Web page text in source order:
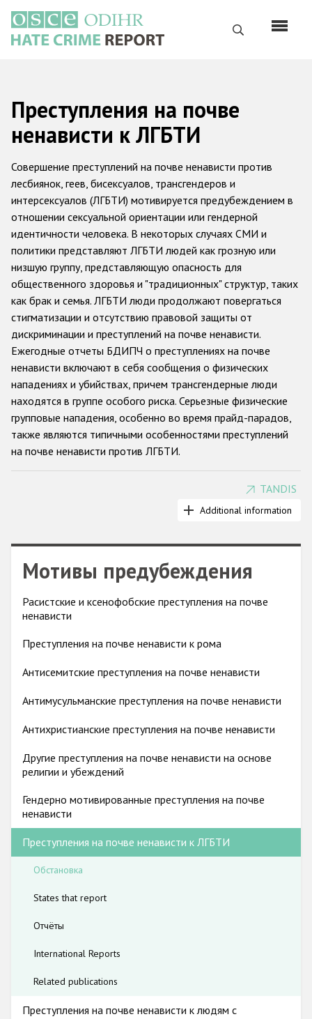
основному
содержанию
Поиск
Русский
Main
navigation
Главная
О нас
Наш мандат
Наша методология
Карта сайта
Часто задаваемые вопросы
Данные о преступлениях на почве ненависти
Racist and xenophobic hate crime
Anti-Roma hate crime
Anti-Semitic hate crime
Anti-Muslim hate crime
Anti-Christian hate crime
Other hate crime based on religion or belief
Anti-LGBTI hate crime
Проекты БДИПЧ
Организации гражданского общества
Преступления на почве
ненависти к ЛГБТИ
Совершение преступлений на почве ненависти против
лесбиянок, геев, бисексуалов, трансгендеров и
интерсексуалов (ЛГБТИ) мотивируется предубеждением в
отношении сексуальной ориентации или гендерной
идентичности человека. В некоторых случаях СМИ и
политики представляют ЛГБТИ людей как грозную или
низшую группу, представляющую опасность для
общественного здоровья и "традиционных" структур, таких
как брак и семья. ЛГБТИ люди продолжают повергаться
стигматизации и отсутствию правовой защиты от
дискриминации и преступлений на почве ненависти.
Ежегодные отчеты БДИПЧ о преступлениях на почве
ненависти включают в себя сообщения о физических
нападениях и убийствах, причем трансгендерные люди
находятся в группе особого риска. Серьезные физические
групповые нападения, особенно во время прайд-парадов,
также являются типичными особенностями преступлений
на почве ненависти против ЛГБТИ.
Применяется различная практика регистрации таких
случаев: в некоторых странах преступления на почве
годы заметно увеличилось. Отчеты, которые такие НПО
недоверие к властям, а также нежелание или страх
раскрывать свою настоящую сексуальную ориентацию или
гендерную идентичность способствуют существенному
ненависти, направленных против этой группы.
TANDIS
Additional information
Мотивы предубеждения
Расистские и ксенофобские преступления на почве
ненависти
Преступления на почве ненависти к рома
Антисемитские преступления на почве ненависти
Антимусульманские преступления на почве ненависти
Антихристианские преступления на почве ненависти
Другие преступления на почве ненависти на основе
религии и убеждений
Гендерно мотивированные преступления на почве
ненависти
Преступления на почве ненависти к ЛГБТИ
Обстановка
States that report
Отчёты
International Reports
Related publications
Преступления на почве ненависти к людям с